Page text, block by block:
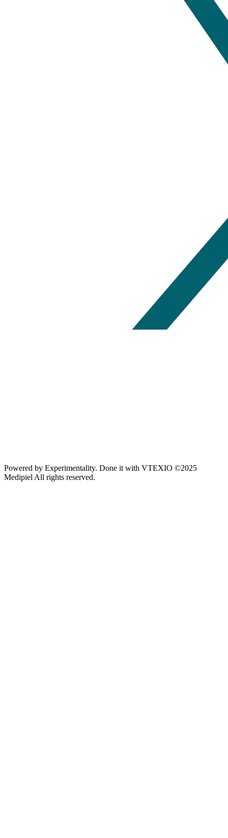
Powered by Experimentality. Done it with VTEXIO ©2025
Medipiel All rights reserved.